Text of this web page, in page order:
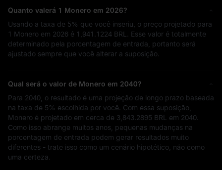
Quanto valerá 1 Monero em 2026?
Usando a taxa de 5% que você inseriu, o preço projetado para
1 Monero em 2026 é 1,941.1224 BRL
. Esse valor é totalmente
determinado pela porcentagem de entrada, portanto será
ajustado sempre que você alterar a suposição.
Qual será o valor de Monero em 2040?
Para 2040, o resultado é uma projeção de longo prazo baseada
na taxa de 5% escolhida por você. Com essa suposição,
Monero é projetado em cerca de 3,843.2895 BRL
em 2040.
Como isso abrange muitos anos, pequenas mudanças na
porcentagem de entrada podem gerar resultados muito
diferentes - trate isso como um cenário hipotético, não como
uma certeza.